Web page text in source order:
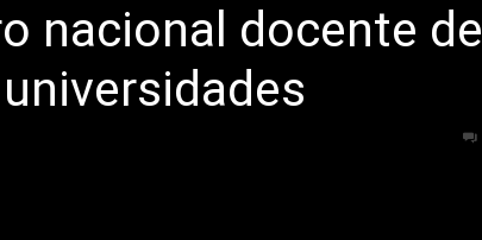
nacional docente de